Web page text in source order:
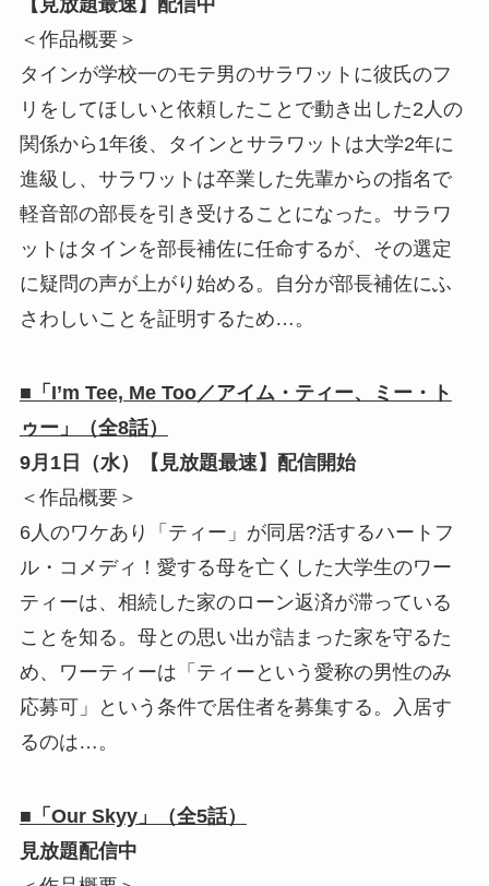
【見放題最速】配信中
＜作品概要＞
タインが学校一のモテ男のサラワットに彼氏のフ
リをしてほしいと依頼したことで動き出した2人の
関係から1年後、タインとサラワットは大学2年に
進級し、サラワットは卒業した先輩からの指名で
軽音部の部長を引き受けることになった。サラワ
ットはタインを部長補佐に任命するが、その選定
に疑問の声が上がり始める。自分が部長補佐にふ
さわしいことを証明するため…。
■「I’m Tee, Me Too／アイム・ティー、ミー・ト
ゥー」（全8話）
9月1日（水）【見放題最速】配信開始
＜作品概要＞
6人のワケあり「ティー」が同居?活するハートフ
ル・コメディ！愛する母を亡くした大学生のワー
ティーは、相続した家のローン返済が滞っている
ことを知る。母との思い出が詰まった家を守るた
め、ワーティーは「ティーという愛称の男性のみ
応募可」という条件で居住者を募集する。入居す
るのは…。
■「Our Skyy」（全5話）
見放題配信中